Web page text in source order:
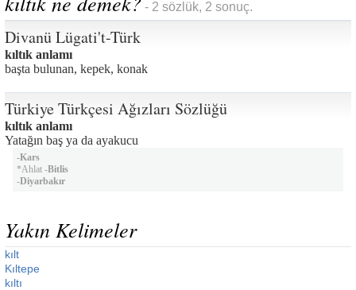
- 2 sözlük, 2 sonuç.
Divanü Lügati't-Türk
kıltık anlamı
başta bulunan, kepek, konak
Türkiye Türkçesi Ağızları Sözlüğü
kıltık anlamı
Yatağın baş ya da ayakucu
-Kars
*Ahlat -Bitlis
-Diyarbakır
Yakın Kelimeler
kılt
Kıltepe
kıltı